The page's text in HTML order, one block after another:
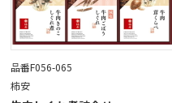
品番F056-065
柿安